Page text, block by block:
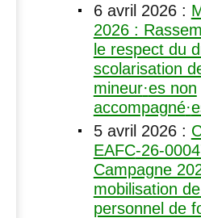
6 avril 2026:
2026 :
le respect du
scolarisation
mineur·es non
accompagné·
5 avril 2026:
EAFC-26-
Campagne
mobilisation
personnel de